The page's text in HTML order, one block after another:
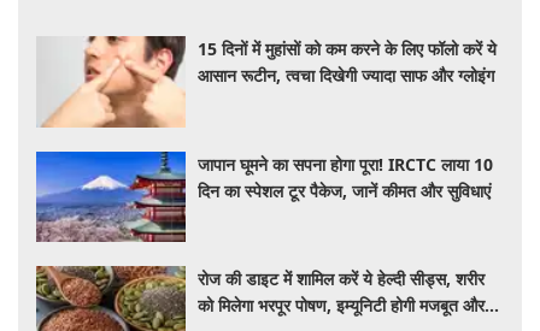
15 दिनों में मुहांसों को कम करने के लिए फॉलो करें ये
आसान रूटीन, त्वचा दिखेगी ज्यादा साफ और ग्लोइंग
जापान घूमने का सपना होगा पूरा! IRCTC लाया 10
दिन का स्पेशल टूर पैकेज, जानें कीमत और सुविधाएं
रोज की डाइट में शामिल करें ये हेल्दी सीड्स, शरीर
को मिलेगा भरपूर पोषण, इम्यूनिटी होगी मजबूत और